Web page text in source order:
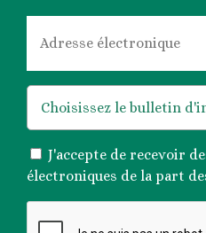
CONSENTEMENT
*
J'accepte de recevoir
électroniques de la part